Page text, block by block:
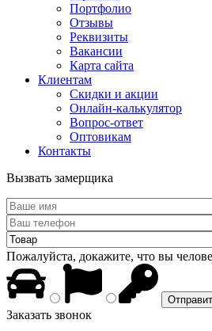
Портфолио
Отзывы
Реквизиты
Вакансии
Карта сайта
Клиентам
Скидки и акции
Онлайн-калькулятор
Вопрос-ответ
Оптовикам
Контакты
Вызвать замерщика
Пожалуйста, докажите, что вы
Заказать звонок